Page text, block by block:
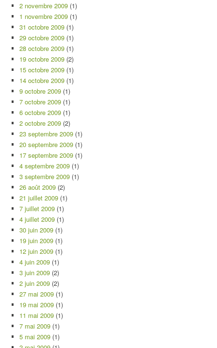
2 novembre 2009 (1)
1 novembre 2009 (1)
31 octobre 2009 (1)
29 octobre 2009 (1)
28 octobre 2009 (1)
19 octobre 2009 (2)
15 octobre 2009 (1)
14 octobre 2009 (1)
9 octobre 2009 (1)
7 octobre 2009 (1)
6 octobre 2009 (1)
2 octobre 2009 (2)
23 septembre 2009 (1)
20 septembre 2009 (1)
17 septembre 2009 (1)
4 septembre 2009 (1)
3 septembre 2009 (1)
26 août 2009 (2)
21 juillet 2009 (1)
7 juillet 2009 (1)
4 juillet 2009 (1)
30 juin 2009 (1)
19 juin 2009 (1)
12 juin 2009 (1)
4 juin 2009 (1)
3 juin 2009 (2)
2 juin 2009 (2)
27 mai 2009 (1)
19 mai 2009 (1)
11 mai 2009 (1)
7 mai 2009 (1)
5 mai 2009 (1)